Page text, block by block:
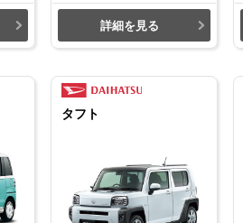
詳細を見る
タフト